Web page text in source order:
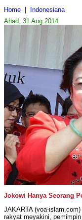
Home
Indonesiana
Ahad, 31 Aug 2014
Jokowi Hanya Seorang
JAKARTA (voa-
rakyat meyakini,